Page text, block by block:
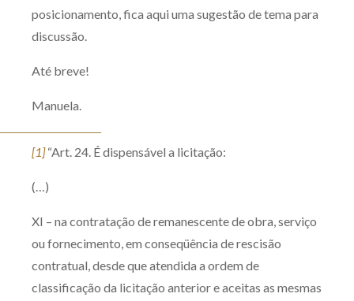
posicionamento, fica aqui uma sugestão de tema para
discussão.
Até breve!
Manuela.
[1]“Art. 24. É dispensável a licitação:
(…)
XI – na contratação de remanescente de obra, serviço
ou fornecimento, em conseqüência de rescisão
contratual, desde que atendida a ordem de
classificação da licitação anterior e aceitas as mesmas